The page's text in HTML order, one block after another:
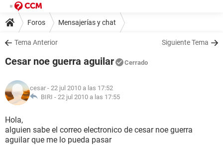
Foros Mensajerías y chat
Tema Anterior Siguiente Tema
Cesar noe guerra aguilar Cerrado
cesar - 22 jul 2010 a las 17:52
BIRI - 22 jul 2010 a las 17:55
Hola,
alguien sabe el correo electronico de cesar noe guerra
aguilar que me lo pueda pasar